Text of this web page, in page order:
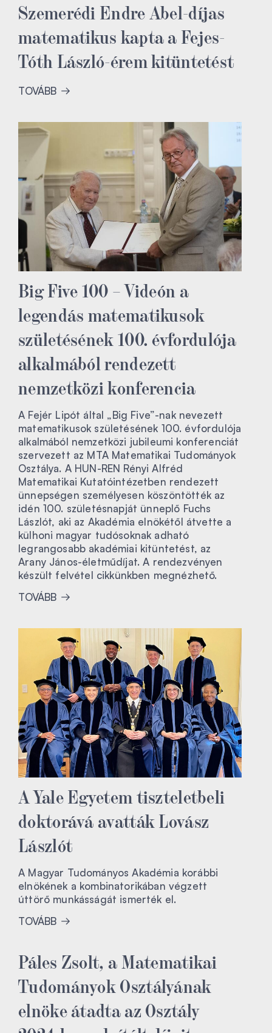
Szemerédi Endre Abel-díjas
matematikus kapta a Fejes-
Tóth László-érem kitüntetést
TOVÁBB
Big Five 100 – Videón a
legendás matematikusok
születésének 100. évfordulója
alkalmából rendezett
nemzetközi konferencia
A Fejér Lipót által „Big Five”-nak nevezett
matematikusok születésének 100. évfordulója
alkalmából nemzetközi jubileumi konferenciát
szervezett az MTA Matematikai Tudományok
Osztálya. A HUN-REN Rényi Alfréd
Matematikai Kutatóintézetben rendezett
ünnepségen személyesen köszöntötték az
idén 100. születésnapját ünneplő Fuchs
Lászlót, aki az Akadémia elnökétől átvette a
külhoni magyar tudósoknak adható
legrangosabb akadémiai kitüntetést, az
Arany János-életműdíjat. A rendezvényen
készült felvétel cikkünkben megnézhető.
TOVÁBB
A Yale Egyetem tiszteletbeli
doktorává avatták Lovász
Lászlót
A Magyar Tudományos Akadémia korábbi
elnökének a kombinatorikában végzett
úttörő munkásságát ismerték el.
TOVÁBB
Páles Zsolt, a Matematikai
Tudományok Osztályának
elnöke átadta az Osztály